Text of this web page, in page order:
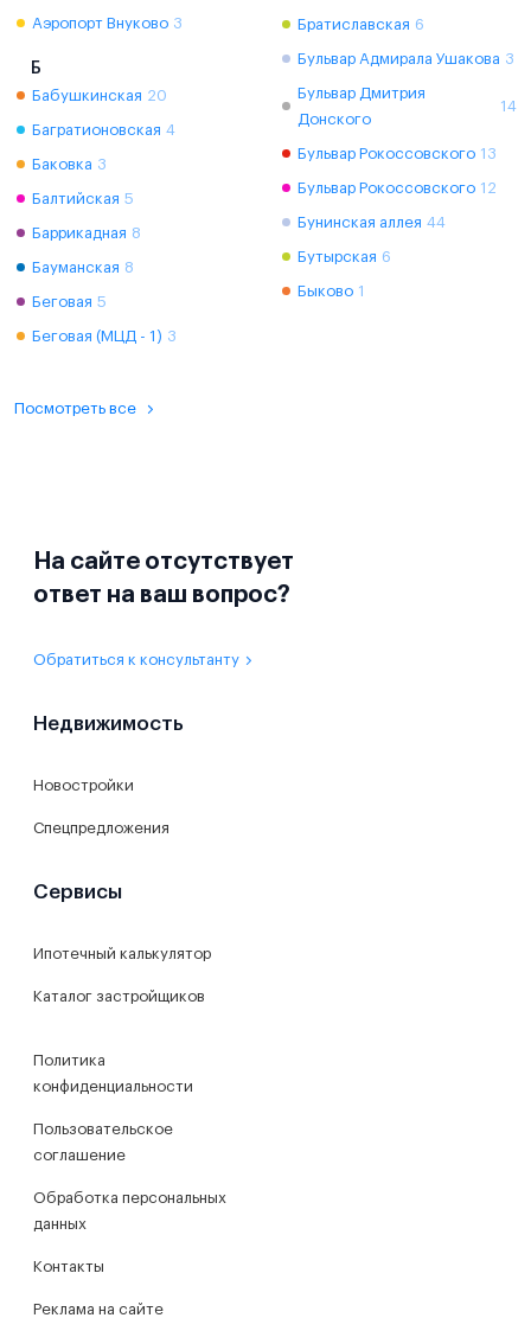
Аэропорт Внуково 3
Б
Бабушкинская 20
Багратионовская 4
Баковка 3
Балтийская 5
Баррикадная 8
Бауманская 8
Беговая 5
Беговая (МЦД - 1) 3
Братиславская 6
Бульвар Адмирала Ушакова 3
Бульвар Дмитрия
Донского
14
Бульвар Рокоссовского 13
Бульвар Рокоссовского 12
Бунинская аллея 44
Бутырская 6
Быково 1
Посмотреть все
На сайте отсутствует
ответ на ваш вопрос?
Обратиться к консультанту
Недвижимость
Новостройки
Спецпредложения
Сервисы
Ипотечный калькулятор
Каталог застройщиков
Политика
конфиденциальности
Пользовательское
соглашение
Обработка персональных
данных
Контакты
Реклама на сайте